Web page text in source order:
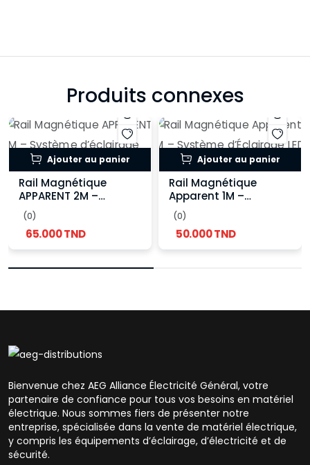
Produits connexes
Ajouter au panier
Rail Magnétique
APPARENT 2M –
Système d’éclairage
LED design 48V
(0)
65.000 TND
Ajouter au panier
Rail Magnétique
Apparent 1M –
Système d’Éclairage
LED Moderne et
Modulable
(0)
50.000 TND
Bienvenue chez AEG Alliance Électricité Général, votre
partenaire de confiance pour tous vos besoins en matériel
électrique. Nous sommes fiers de présenter notre
entreprise, spécialisée dans la vente de matériel électrique,
y compris les équipements d’éclairage, d’électricité et de
sécurité.